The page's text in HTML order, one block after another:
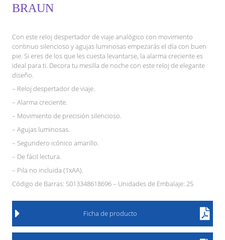
BRAUN
Con este reloj despertador de viaje analógico con movimiento
continuo silencioso y agujas luminosas empezarás el día con buen
pie. Si eres de los que les cuesta levantarse, la alarma creciente es
ideal para ti. Decora tu mesilla de noche con este reloj de elegante
diseño.
– Reloj despertador de viaje.
– Alarma creciente.
– Movimiento de precisión silencioso.
– Agujas luminosas.
– Segundero icónico amarillo.
– De fácil lectura.
– Pila no incluida (1xAA).
Código de Barras: 5013348618696 – Unidades de Embalaje: 25
Ficha de producto